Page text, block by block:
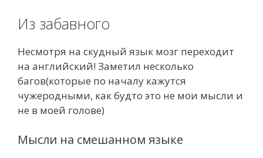
Из забавного
Несмотря на скудный язык мозг переходит
на английский! Заметил несколько
багов(которые по началу кажутся
чужеродными, как будто это не мои мысли и
не в моей голове)
Мысли на смешанном языке